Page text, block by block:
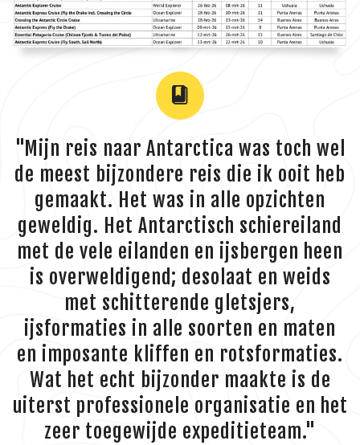
"Mijn reis naar Antarctica was toch wel
de meest bijzondere reis die ik ooit heb
gemaakt. Het was in alle opzichten
geweldig. Het Antarctisch schiereiland
met de vele eilanden en ijsbergen heen
is overweldigend; desolaat en weids
met schitterende gletsjers,
ijsformaties in alle soorten en maten
en imposante kliffen en rotsformaties.
Wat het echt bijzonder maakte is de
uiterst professionele organisatie en het
zeer toegewijde expeditieteam."